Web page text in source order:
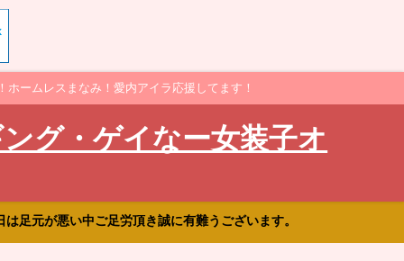
ームレスまなみ！愛内アイラ応援してます！
グ・ゲイなー女装子オ
足元が悪い中ご足労頂き誠に有難うございます。